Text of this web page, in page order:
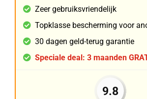
Zeer gebruiksvriendelijk
Topklasse bescherming voor
30 dagen geld-terug garantie
Speciale deal: 3 maanden
9.8